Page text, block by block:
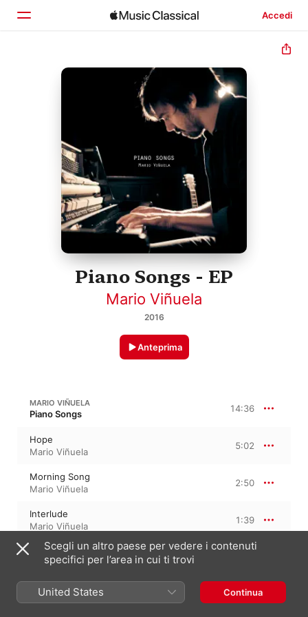
Accedi
Home
Piano Songs - EP
Mario Viñuela
2016
Anteprima
MARIO VIÑUELA
Piano Songs 14:36
Hope
Mario Viñuela
5:02
Morning Song
Mario Viñuela
2:50
Interlude
Mario Viñuela
1:39
Seaside Song
Mario Viñuela
At the End of Winter
Mario Viñuela
2:02
Scegli un altro paese per vedere i contenuti
specifici per l’area in cui ti trovi
United States Continua